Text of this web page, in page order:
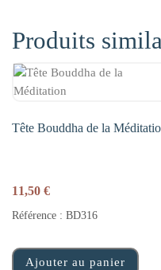
Produits
Tête Bouddha de la
11,50 €
Référence : BD316
Ajouter au panier